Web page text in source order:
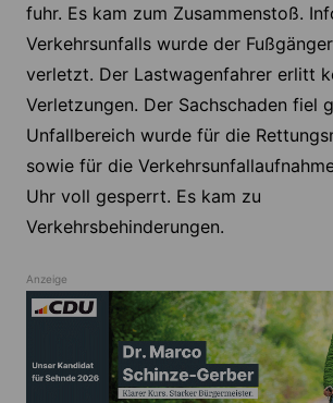
fuhr. Es kam zum Zusammenstoß.
Verkehrsunfalls wurde der
verletzt. Der Lastwagenfahrer erlitt
Verletzungen. Der Sachschaden fiel
Unfallbereich wurde für die
sowie für die
Uhr voll gesperrt. Es kam zu
Verkehrsbehinderungen.
Anzeige